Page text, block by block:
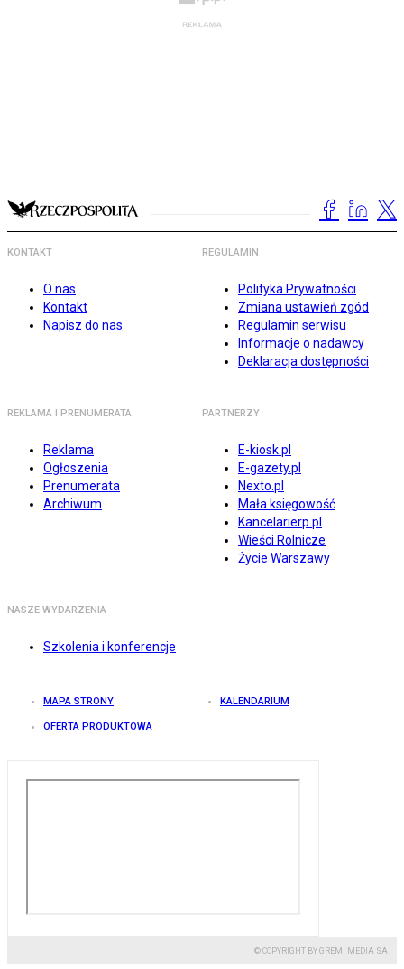
KONTAKT
O nas
Kontakt
Napisz do nas
REGULAMIN
Polityka Prywatności
Zmiana ustawień zgód
Regulamin serwisu
Informacje o nadawcy
Deklaracja dostępności
REKLAMA I PRENUMERATA
Reklama
Ogłoszenia
Prenumerata
Archiwum
PARTNERZY
E-kiosk.pl
E-gazety.pl
Nexto.pl
Mała księgowość
Kancelarierp.pl
Wieści Rolnicze
Życie Warszawy
NASZE WYDARZENIA
Szkolenia i konferencje
MAPA STRONY KALENDARIUM
OFERTA PRODUKTOWA
© COPYRIGHT BY GREMI MEDIA SA